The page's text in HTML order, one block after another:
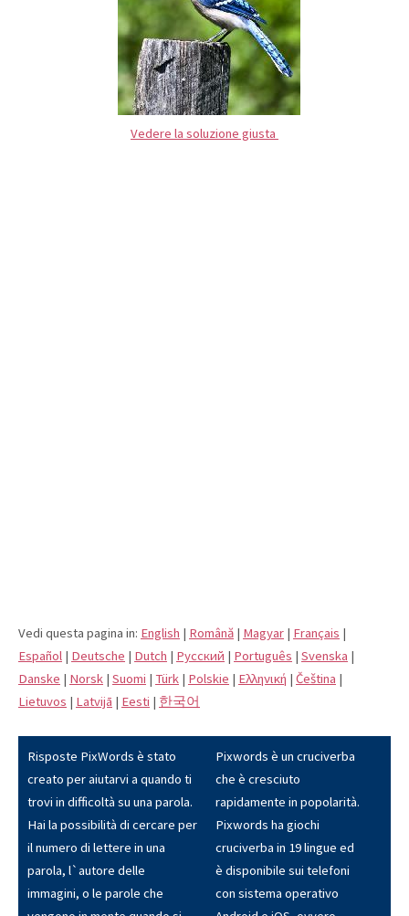
Vedere la soluzione giusta
Vedi questa pagina in: English | Română | Magyar | Français |
Español | Deutsche | Dutch | Pусский | Português | Svenska |
Danske | Norsk | Suomi | Türk | Polskie | Eλληνική | Čeština |
Lietuvos | Latvijā | Eesti | 한국어
Risposte PixWords è stato
creato per aiutarvi a quando ti
trovi in difficoltà su una parola.
Hai la possibilità di cercare per
il numero di lettere in una
parola, l`autore delle
immagini, o le parole che
Pixwords è un cruciverba
che è cresciuto
rapidamente in popolarità.
Pixwords ha giochi
cruciverba in 19 lingue ed
è disponibile sui telefoni
con sistema operativo